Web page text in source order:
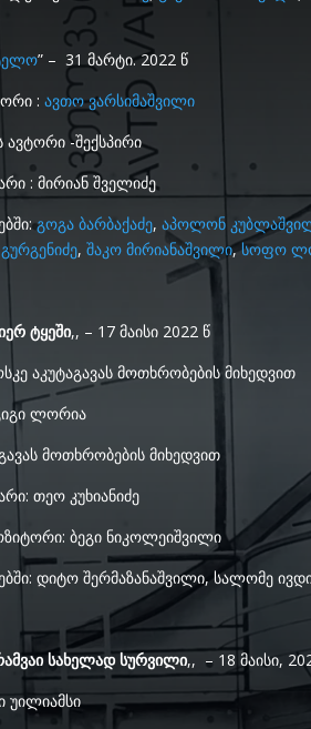
” – 31 მარტი. 2022 წ
:ავთო ვარსიმაშვილი
ავტორი -შექსპირი
: მირიან შველიძე
გოგა ბარბაქაძე,აპოლონ
,შაკო მირიანაშვილი,სოფო
ტყეში,, – 17 მაისი 2022 წ
აკუტაგავას მოთხრობების მიხედვით
ლორია
მოთხრობების მიხედვით
თეო კუხიანიძე
ბეგი ნიკოლეიშვილი
დიტო შერმაზანაშვილი, სალომე
სახელად სურვილი,, – 18 მაისი,
უილიამსი